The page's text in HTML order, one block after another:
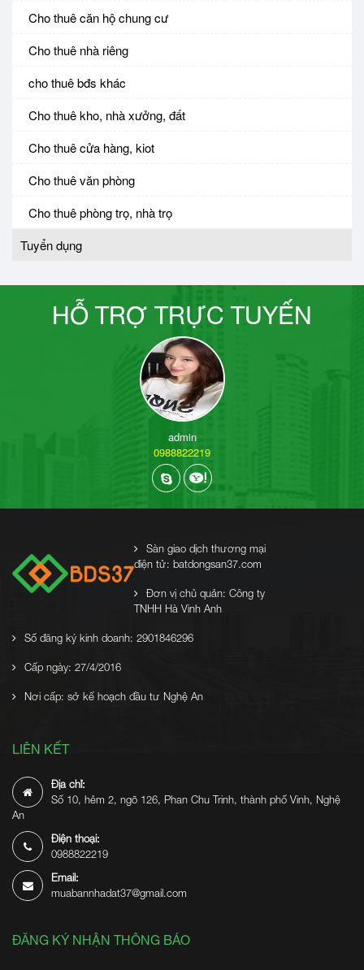
Cho thuê căn hộ chung cư
Cho thuê nhà riêng
cho thuê bđs khác
Cho thuê kho, nhà xưởng, đất
Cho thuê cửa hàng, kiot
Cho thuê văn phòng
Cho thuê phòng trọ, nhà trọ
Tuyển dụng
HỖ TRỢ TRỰC TUYẾN
admin
0988822219
Sàn giao dịch thương mại
điện tử: batdongsan37.com
Đơn vị chủ quản: Công ty
TNHH Hà Vinh Anh
Số đăng ký kinh doanh: 2901846296
Cấp ngày: 27/4/2016
Nơi cấp: sở kế hoạch đầu tư Nghệ An
LIÊN KẾT
Địa chỉ:
Số 10, hẻm 2, ngõ 126, Phan Chu Trinh, thành phố Vinh, Nghệ
An
Điện thoại:
0988822219
Email:
muabannhadat37@gmail.com
ĐĂNG KÝ NHẬN THÔNG BÁO